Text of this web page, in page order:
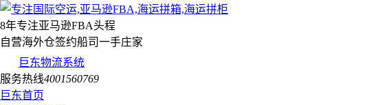
8年专注亚马逊FBA头程
自营海外仓签约船司一手庄家
巨东物流系统
服务热线4001560769
巨东首页